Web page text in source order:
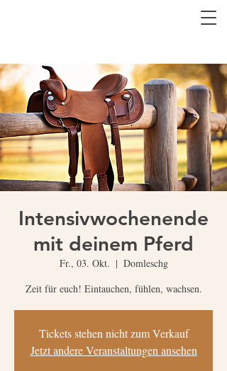
Intensivwochenende
mit deinem Pferd
Fr., 03. Okt.
  |
Domleschg
Zeit für euch! Eintauchen, fühlen, wachsen.
Tickets stehen nicht zum Verkauf
Jetzt andere Veranstaltungen ansehen